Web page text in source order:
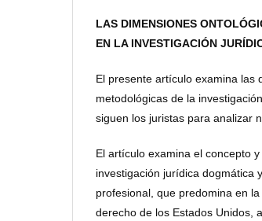
LAS DIMENSIONES
EN LA INVESTIGACIÓN
El presente artículo examina las
metodológicas de la
siguen los juristas para analizar
El artículo examina el concepto
investigación jurídica dogmática
profesional, que predomina en
derecho de los Estados Unidos,